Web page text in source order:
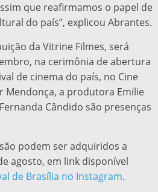
que reafirmamos o papel de
do país”, explicou Abrantes.
da Vitrine Filmes, será
na cerimônia de abertura
de cinema do país, no Cine
Mendonça, a produtora Emilie
Cândido são presenças
podem ser adquiridos a
agosto, em link disponível
de Brasília no Instagram.